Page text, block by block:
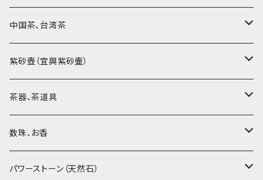
中国茶、台湾茶
烏龍茶（ウーロン茶）
黒茶（緊圧茶、普洱茶）
紅茶、白茶、緑茶
茶外茶、工藝茶、その他
紫砂壺（宜興紫砂壷）
大師、名人、高工の作品
周菊英（高級工藝美術師）
高級工藝美術師の作品
茶器、茶道具
茶杯、聞香杯
茶海、茶漏（茶漉し）
数珠、お香
お香、香炉
パワーストーン（天然石）